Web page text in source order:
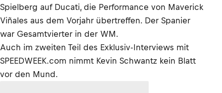
Spielberg auf Ducati, die Performance von Maverick
Viñales aus dem Vorjahr übertreffen. Der Spanier
war Gesamtvierter in der WM.
Auch im zweiten Teil des Exklusiv-Interviews mit
SPEEDWEEK.com nimmt Kevin Schwantz kein Blatt
vor den Mund.